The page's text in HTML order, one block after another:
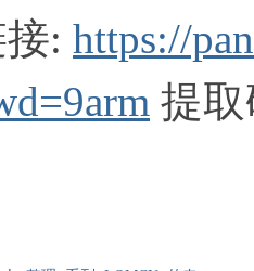
: https://
提取